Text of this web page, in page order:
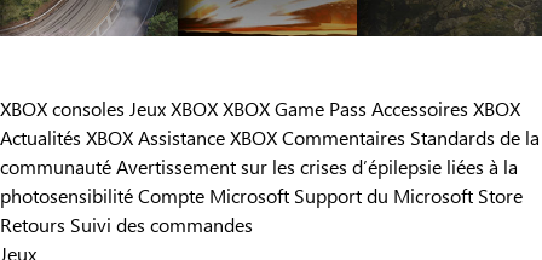
XBOX consoles Jeux XBOXXBOX Game Pass Accessoires XBOX
Actualités XBOXAssistance XBOXCommentaires Standards de la
communautéAvertissement sur les crises d’épilepsie liées à la
photosensibilitéCompte Microsoft Support du Microsoft Store
Retours Suivi des commandes
Jeux